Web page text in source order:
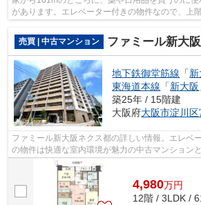
があります。エレベーター付きの物件なので、上
売買 | 中古マンション
ファミール新大
地下鉄御堂筋線 「新
東海道本線 「新大阪
築25年 / 15階建
大阪府大阪市淀川区
ファミール新大阪ネクス都の詳しい情報。エレベ
の物件は快適な室内環境が魅力の中古マンション
歩6分の物件です。当社は大阪市淀川区...
4,980万円
12階 / 3LDK /